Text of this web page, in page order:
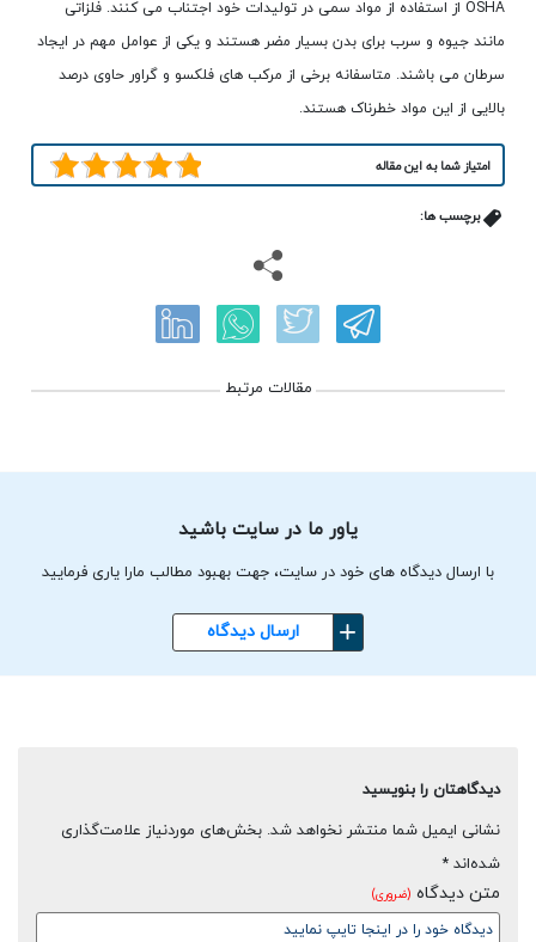
OSHA از استفاده از مواد سمی در تولیدات خود اجتناب می کنند. فلزاتی
مانند جیوه و سرب برای بدن بسیار مضر هستند و یکی از عوامل مهم در ایجاد
سرطان می باشند. متاسفانه برخی از مرکب های فلکسو و گراور حاوی درصد
بالایی از این مواد خطرناک هستند.
امتیاز شما به این مقاله
برچسب ها:
مقالات مرتبط
یاور ما در سایت باشید
با ارسال دیدگاه های خود در سایت، جهت بهبود مطالب مارا یاری فرمایید
ارسال دیدگاه
دیدگاهتان را بنویسید
نشانی ایمیل شما منتشر نخواهد شد. بخش‌های موردنیاز علامت‌گذاری
شده‌اند *
متن دیدگاه (ضروری)